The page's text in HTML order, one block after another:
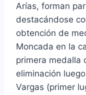
Arías, forman
destacándose
obtención de
Moncada en la
primera medalla
eliminación
Vargas (primer